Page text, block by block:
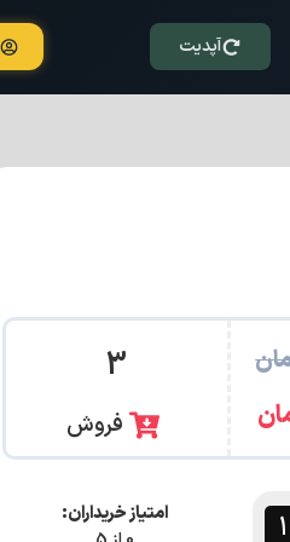
آپدیت
3
فروش
امتیاز خریداران: